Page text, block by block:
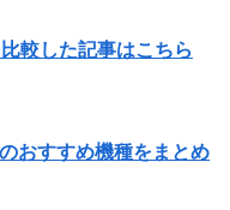
較した記事はこちら
おすすめ機種をまとめ